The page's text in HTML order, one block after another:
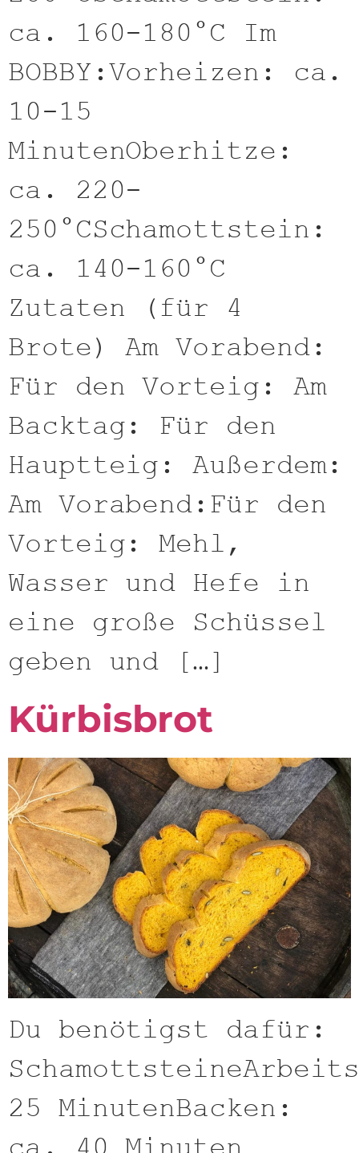
ca. 160-180°C Im
BOBBY:Vorheizen: ca.
10-15
MinutenOberhitze:
ca. 220-
250°CSchamottstein:
ca. 140-160°C
Zutaten (für 4
Brote) Am Vorabend:
Für den Vorteig: Am
Backtag: Für den
Hauptteig: Außerdem:
Am Vorabend:Für den
Vorteig: Mehl,
Wasser und Hefe in
eine große Schüssel
geben und […]
Kürbisbrot
Du benötigst dafür:
25 MinutenBacken: